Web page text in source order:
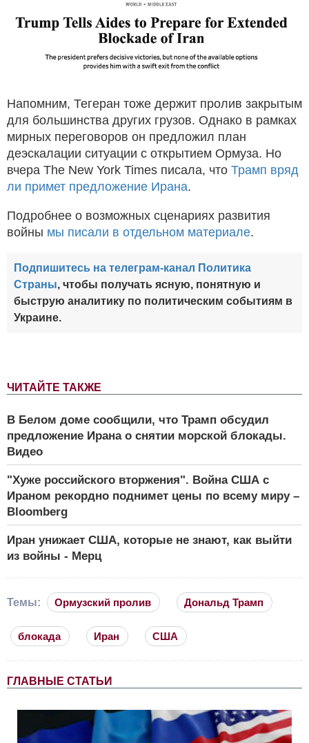
ЧИТАЙТЕ ТАКЖЕ
В Белом доме сообщили, что Трамп обсудил
предложение Ирана о снятии морской блокады.
Видео
"Хуже российского вторжения". Война США с
Ираном рекордно поднимет цены по всему миру –
Bloomberg
Иран унижает США, которые не знают, как выйти
из войны - Мерц
Напомним, Тегеран тоже держит пролив закрытым
для большинства других грузов. Однако в рамках
мирных переговоров он предложил план
деэскалации ситуации с открытием Ормуза. Но
вчера The New York Times писала, что Трамп вряд
ли примет предложение Ирана.
Подробнее о возможных сценариях развития
войны мы писали в отдельном материале.
Подпишитесь на телеграм-канал Политика
Страны, чтобы получать ясную, понятную и
быструю аналитику по политическим событиям в
Украине.
Темы: Ормузский пролив Дональд Трамп
блокада Иран США
ГЛАВНЫЕ СТАТЬИ